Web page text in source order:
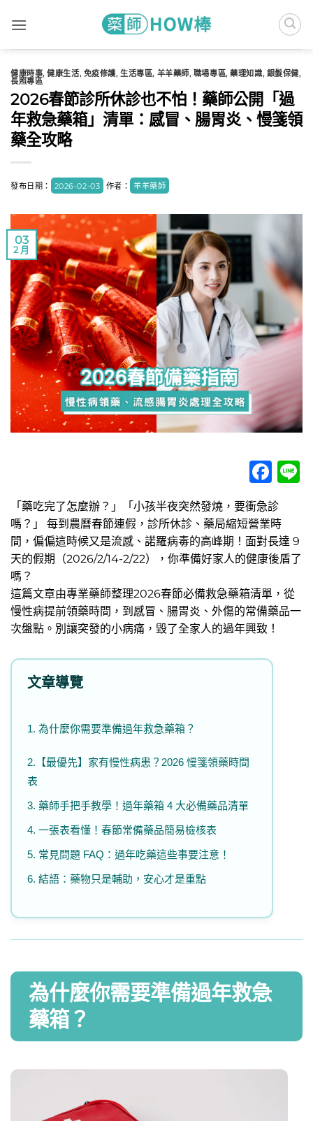
健康時事,健康生活, 免疫修護,生活專區, 羊羊藥師, 職場專區,藥理知識, 銀髮保健,
長照專區
2026春節診所休診也不怕！藥師公開「過
年救急藥箱」清單：感冒、腸胃炎、慢箋領
藥全攻略
發布日期： 2026-02-03 作者： 羊羊藥師
03
2 月
「藥吃完了怎麼辦？」「小孩半夜突然發燒，要衝急診
嗎？」 每到農曆春節連假，診所休診、藥局縮短營業時
間，偏偏這時候又是流感、諾羅病毒的高峰期！面對長達 9
天的假期（2026/2/14-2/22），你準備好家人的健康後盾了
嗎？
這篇文章由專業藥師整理2026春節必備救急藥箱清單，從
慢性病提前領藥時間，到感冒、腸胃炎、外傷的常備藥品一
次盤點。別讓突發的小病痛，毀了全家人的過年興致！
文章導覽
1. 為什麼你需要準備過年救急藥箱？
2.【最優先】家有慢性病患？2026 慢箋領藥時間
表
3. 藥師手把手教學！過年藥箱 4 大必備藥品清單
4. 一張表看懂！春節常備藥品簡易檢核表
5. 常見問題 FAQ：過年吃藥這些事要注意！
6. 結語：藥物只是輔助，安心才是重點
為什麼你需要準備過年救急
藥箱？